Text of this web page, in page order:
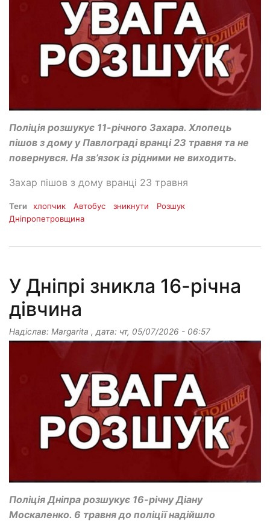
Поліція розшукує 11-річного Захара. Хлопець
пішов з дому у Павлограді вранці 23 травня та не
повернувся. На зв’язок із рідними не виходить.
Захар пішов з дому вранці 23 травня
Теги хлопчик Автобус зникнути
Розшук
Дніпропетровщина
У Дніпрі зникла 16-річна
дівчина
Надіслав: Margarita , дата: чт, 05/07/2026 - 06:57
Поліція Дніпра розшукує 16-річну Діану
Москаленко. 6 травня до поліції надійшло